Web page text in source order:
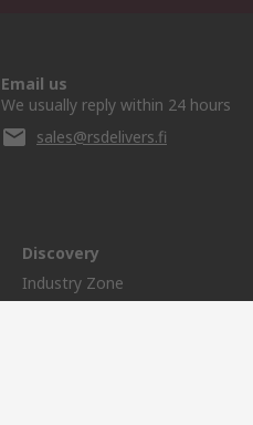
Email us
We usually reply within 24 hours
sales@rsdelivers.fi
Discovery
Industry Zone